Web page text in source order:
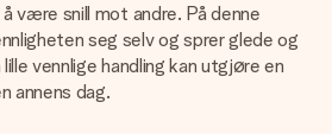
være snill mot andre. På denne
seg selv og sprer glede og
vennlige handling kan utgjøre en
annens dag.